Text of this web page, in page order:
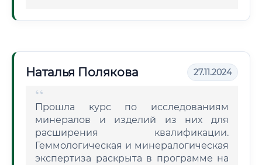
Наталья Полякова 27.11.2024
Прошла курс по исследованиям
минералов и изделий из них для
расширения квалификации.
Геммологическая и минералогическая
экспертиза раскрыта в программе на